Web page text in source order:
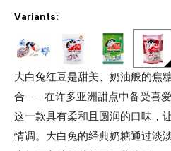
Variants:
大白兔红豆是甜美、奶油般的焦
合——在许多亚洲甜点中备受喜爱
这一款具有柔和且圆润的口味，
情调。大白兔的经典奶糖通过淡